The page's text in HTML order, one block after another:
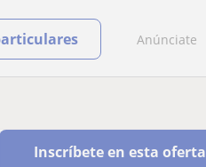
Anúnciate
Inscríbete en esta oferta